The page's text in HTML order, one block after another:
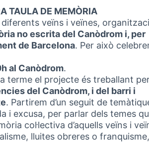
TAULA DE MEMÒRIA
veïns i veïnes,
no escrita del Canòdrom i, per
de Barcelona. Per això
al Canòdrom.
terme el projecte és treballant
del Canòdrom, i del barri i
. Partirem d’un seguit de
i excusa, per parlar dels temes
col·lectiva d’aquells veïns i
lluites obreres o franquisme,